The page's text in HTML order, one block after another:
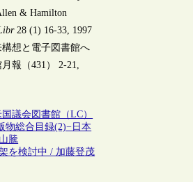
& Hamilton
28 (1) 16-33, 1997
想と電子図書館へ
報（431） 2-21,
国議会図書館（LC）
物総合目録(2)−日本
騰
を検討中 / 加藤登茂